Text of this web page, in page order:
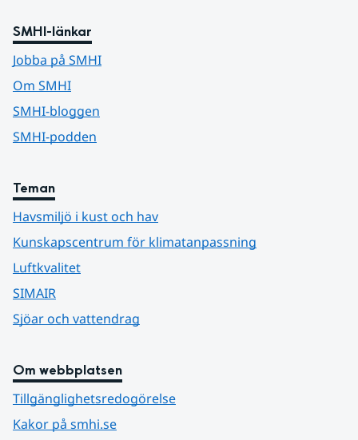
SMHI-länkar
Jobba på SMHI
Om SMHI
SMHI-bloggen
SMHI-podden
Teman
Havsmiljö i kust och hav
Kunskapscentrum för klimatanpassning
Luftkvalitet
SIMAIR
Sjöar och vattendrag
Om webbplatsen
Tillgänglighetsredogörelse
Kakor på smhi.se